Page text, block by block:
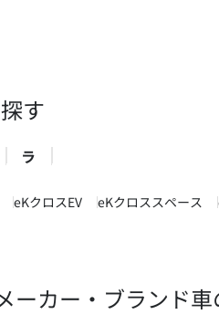
す
ラ
eKクロスEV eKクロススペース
ーカー・ブランド